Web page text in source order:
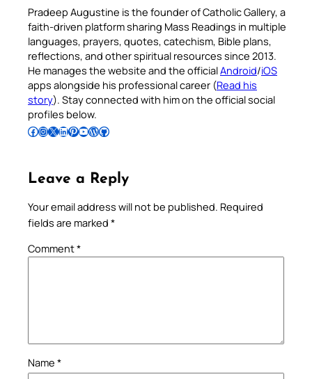
Pradeep Augustine is the founder of Catholic Gallery, a
faith-driven platform sharing Mass Readings in multiple
languages, prayers, quotes, catechism, Bible plans,
reflections, and other spiritual resources since 2013.
He manages the website and the officialAndroid/iOS
apps alongside his professional career (Read his
story). Stay connected with him on the official social
profiles below.
Follow Pradeep on Facebook Follow Pradeep on InstagramFollow Pradeep on X Follow Pradeep on LinkedIn Follow Pradeep on Pinterest Subscribe to Pradeep’s Youtube Channel Follow Pradeep on WordPress Follow Pradeep on GitHub
Leave a Reply
Your email address will not be published. Required
fields are marked *
Comment*
Name *